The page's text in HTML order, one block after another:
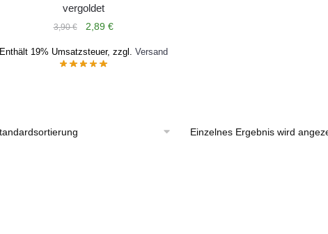
vergoldet
3,90€
Ursprünglicher
war:
2,89 €Aktueller
ist:
Enthält 19% Umsatzsteuer, zzgl. Versand
Einzelnes Ergebnis wird